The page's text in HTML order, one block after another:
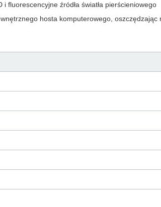
fluorescencyjne źródła światła pierścieniowego
hosta komputerowego, oszczędzając